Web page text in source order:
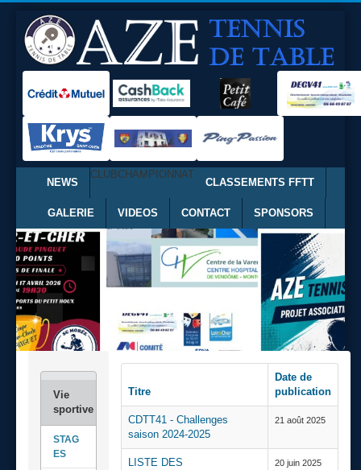
NEWS
CLUBCHAMPIONNAT
CLASSEMENTS FFTT
GALERIE VIDEOS CONTACT SPONSORS
STAG
ES
Titre
Date de
publication
CDTT41 - Challenges
saison 2024-2025
21 août 2025
LISTE DES
20 juin 2025